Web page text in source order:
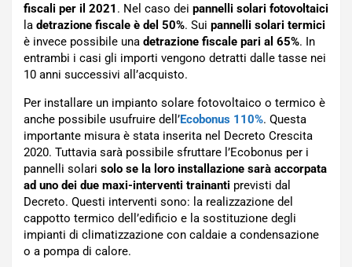
fiscali per il 2021 . Nel caso dei pannelli solari fotovoltaici
la detrazione fiscale è del 50%. Sui pannelli solari termici
è invece possibile una detrazione fiscale pari al 65%. In
entrambi i casi gli importi vengono detratti dalle tasse nei
10 anni successivi all’acquisto.
Per installare un impianto solare fotovoltaico o termico è
anche possibile usufruire dell’Ecobonus 110%. Questa
importante misura è stata inserita nel Decreto Crescita
2020. Tuttavia sarà possibile sfruttare l’Ecobonus per i
pannelli solari solo se la loro installazione sarà accorpata
ad uno dei due maxi-interventi trainanti previsti dal
Decreto. Questi interventi sono: la realizzazione del
cappotto termico dell’edificio e la sostituzione degli
impianti di climatizzazione con caldaie a condensazione
o a pompa di calore.